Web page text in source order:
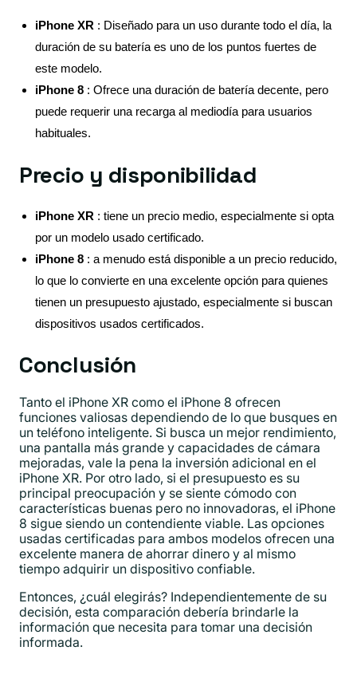
iPhone XR : Diseñado para un uso durante todo el día, la
duración de su batería es uno de los puntos fuertes de
este modelo.
iPhone 8 : Ofrece una duración de batería decente, pero
puede requerir una recarga al mediodía para usuarios
habituales.
Precio y disponibilidad
iPhone XR : tiene un precio medio, especialmente si opta
por un modelo usado certificado.
iPhone 8 : a menudo está disponible a un precio reducido,
lo que lo convierte en una excelente opción para quienes
tienen un presupuesto ajustado, especialmente si buscan
dispositivos usados ​​certificados.
Conclusión
Tanto el iPhone XR como el iPhone 8 ofrecen
funciones valiosas dependiendo de lo que busques en
un teléfono inteligente. Si busca un mejor rendimiento,
una pantalla más grande y capacidades de cámara
mejoradas, vale la pena la inversión adicional en el
iPhone XR. Por otro lado, si el presupuesto es su
principal preocupación y se siente cómodo con
características buenas pero no innovadoras, el iPhone
8 sigue siendo un contendiente viable. Las opciones
usadas certificadas para ambos modelos ofrecen una
excelente manera de ahorrar dinero y al mismo
tiempo adquirir un dispositivo confiable.
Entonces, ¿cuál elegirás? Independientemente de su
decisión, esta comparación debería brindarle la
información que necesita para tomar una decisión
informada.